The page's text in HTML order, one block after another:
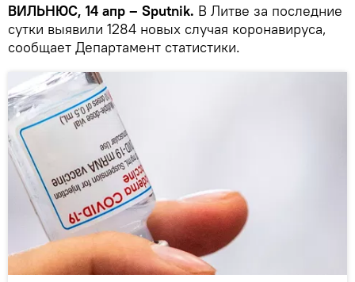
ВИЛЬНЮС, 14 апр – Sputnik. В Литве за последние
сутки выявили 1284 новых случая коронавируса,
сообщает Департамент статистики.